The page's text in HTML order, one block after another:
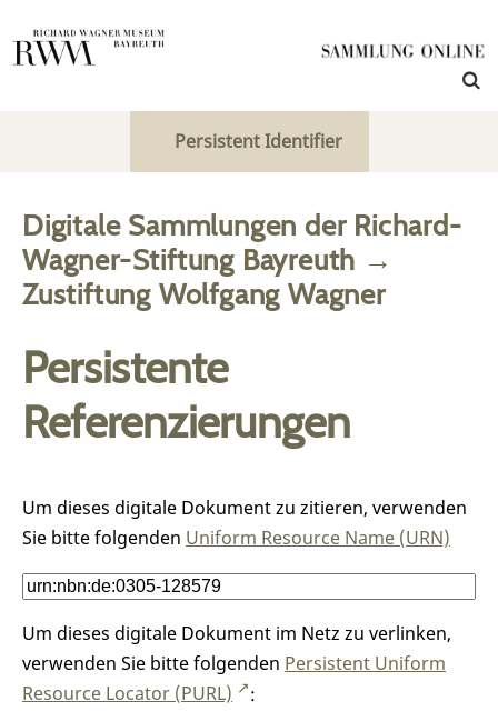
Persistent Identifier
Digitale Sammlungen der Richard-
Wagner-Stiftung Bayreuth →
Zustiftung Wolfgang Wagner
Persistente
Referenzierungen
Um dieses digitale Dokument zu zitieren, verwenden
Sie bitte folgenden Uniform Resource Name (URN)
Um dieses digitale Dokument im Netz zu verlinken,
verwenden Sie bitte folgenden Persistent Uniform
Resource Locator (PURL)
: